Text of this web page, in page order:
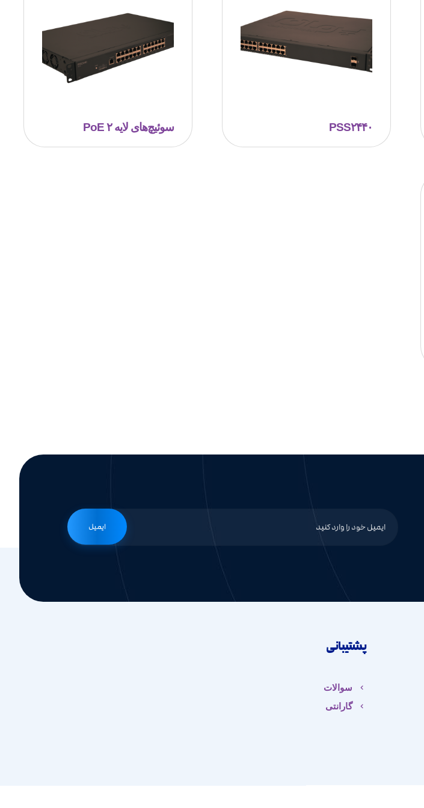
PSS۲۴۴۰ سوئیچ‌‌های لایه ۲ PoE
ایمیل
پشتیبانی
سوالات
گارانتی